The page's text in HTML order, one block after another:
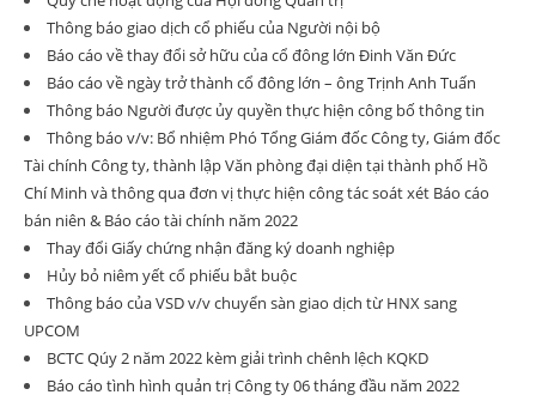
Thông báo giao dịch cổ phiếu của Người nội bộ
Báo cáo về thay đổi sở hữu của cổ đông lớn Đinh Văn Đức
Báo cáo về ngày trở thành cổ đông lớn – ông Trịnh Anh Tuấn
Thông báo Người được ủy quyền thực hiện công bố thông tin
Thông báo v/v: Bổ nhiệm Phó Tổng Giám đốc Công ty, Giám đốc
Tài chính Công ty, thành lập Văn phòng đại diện tại thành phố Hồ
Chí Minh và thông qua đơn vị thực hiện công tác soát xét Báo cáo
bán niên & Báo cáo tài chính năm 2022
Thay đổi Giấy chứng nhận đăng ký doanh nghiệp
Hủy bỏ niêm yết cổ phiếu bắt buộc
Thông báo của VSD v/v chuyển sàn giao dịch từ HNX sang
UPCOM
BCTC Qúy 2 năm 2022 kèm giải trình chênh lệch KQKD
Báo cáo tình hình quản trị Công ty 06 tháng đầu năm 2022